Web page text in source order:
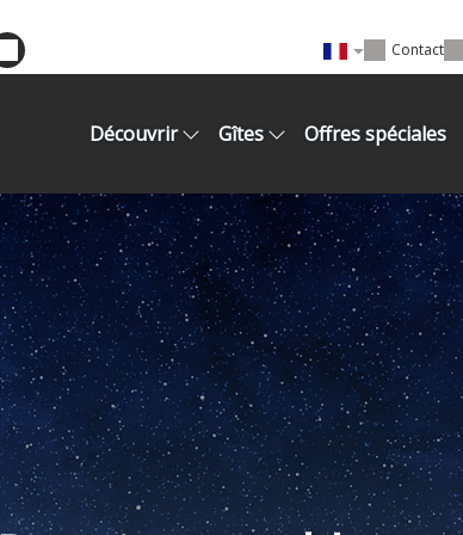
Contact
Découvrir Gîtes Offres spéciales